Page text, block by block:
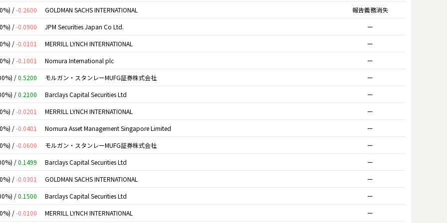
/-0.2600 GOLDMAN SACHS INTERNATIONAL
報告義務消失
/-0.0900 JPM Securities Japan Co Ltd.
ー
/-0.0101 MERRILL LYNCH INTERNATIONAL
ー
/-0.1001 Nomura International plc
ー
/0.5200 モルガン・スタンレーMUFG証券株式会社
ー
/0.2100 Barclays Capital Securities Ltd
ー
/-0.0201 MERRILL LYNCH INTERNATIONAL
ー
/-0.0401 Nomura Asset Management Singapore Limited
ー
/-0.0600 モルガン・スタンレーMUFG証券株式会社
ー
/0.1499 Barclays Capital Securities Ltd
ー
/-0.0301 GOLDMAN SACHS INTERNATIONAL
ー
/0.1500 Barclays Capital Securities Ltd
ー
/-0.0100 MERRILL LYNCH INTERNATIONAL
ー